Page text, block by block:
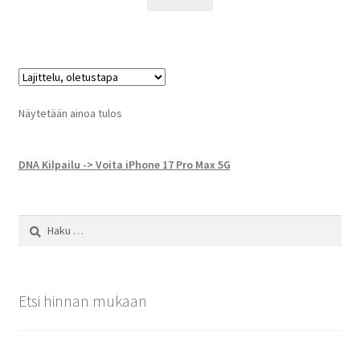
Näytetään ainoa tulos
DNA Kilpailu -> Voita iPhone 17 Pro Max 5G
Haku:
Etsi hinnan mukaan